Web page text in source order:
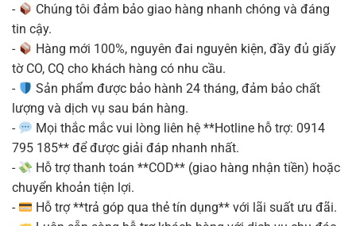
-
Chúng tôi đảm bảo giao hàng nhanh chóng và đáng
tin cậy.
-
Hàng mới 100%, nguyên đai nguyên kiện, đầy đủ giấy
tờ CO, CQ cho khách hàng có nhu cầu.
-
Sản phẩm được bảo hành 24 tháng, đảm bảo chất
lượng và dịch vụ sau bán hàng.
-
Mọi thắc mắc vui lòng liên hệ **Hotline hỗ trợ: 0914
795 185** để được giải đáp nhanh nhất.
-
Hỗ trợ thanh toán **COD** (giao hàng nhận tiền) hoặc
chuyển khoản tiện lợi.
-
Hỗ trợ **trả góp qua thẻ tín dụng** với lãi suất ưu đãi.